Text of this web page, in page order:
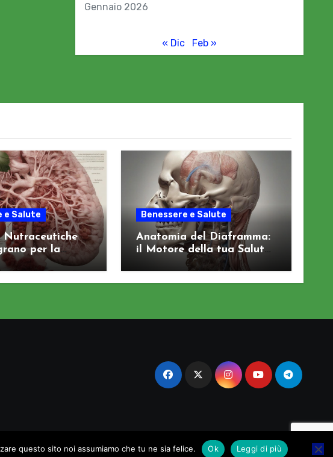
Gennaio 2026
« Dic Feb »
e Salute
Nutraceutiche
per la
Benessere e Salute
Anatomia del Diaframma:
il Motore della tua Salute
.
questo sito noi assumiamo che tu ne sia felice. Ok Leggi di più